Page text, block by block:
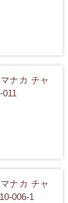
ナカ チャ
ナカ チャ
006-1